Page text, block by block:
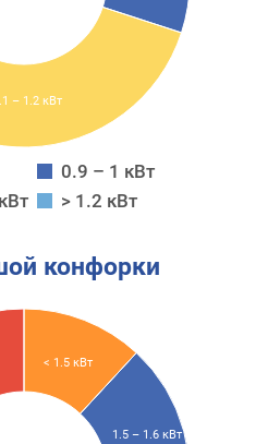
– 1.2 кВт
0.9 – 1 кВт
> 1.2 кВт
конфорки
< 1.5 кВт
1.5 – 1.6 кВт